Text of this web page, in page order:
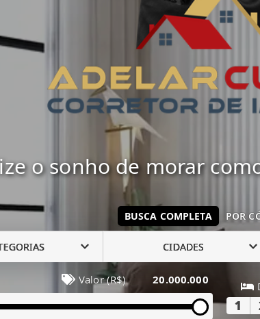
o sonho de morar
BUSCA COMPLETA POR
CIDADES
Valor (R$) 20.000.000
1